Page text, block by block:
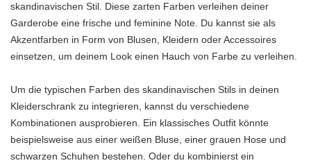
skandinavischen Stil. Diese zarten Farben verleihen deiner
Garderobe eine frische und feminine Note. Du kannst sie als
Akzentfarben in Form von Blusen, Kleidern oder Accessoires
einsetzen, um deinem Look einen Hauch von Farbe zu verleihen.
Um die typischen Farben des skandinavischen Stils in deinen
Kleiderschrank zu integrieren, kannst du verschiedene
Kombinationen ausprobieren. Ein klassisches Outfit könnte
beispielsweise aus einer weißen Bluse, einer grauen Hose und
schwarzen Schuhen bestehen. Oder du kombinierst ein